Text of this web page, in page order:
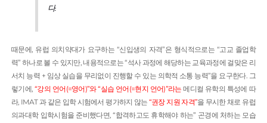
다.
때문에, 유럽 의치약대가 요구하는 “신입생의 자격”은 형식적으로는 “고교 졸업학
력” 하나로 볼 수 있지만, 내용적으로는 “석사 과정에 해당하는 교육과정에 걸맞은 리
서치 능력 + 임상 실습을 무리없이 진행할 수 있는 의학적 소통 능력”을 요구한다. 그
렇기에,“강의 언어(=영어)”와 “실습 언어(=현지 언어)”라는 메디컬 유학의 특성에 따
라, IMAT 과 같은 입학 시험에서 평가하지 않는 “권장 지원 자격”을 무시한 채로 유럽
의과대학 입학시험을 준비했다면, “합격하고도 휴학해야 하는” 곤경에 처하는 모습